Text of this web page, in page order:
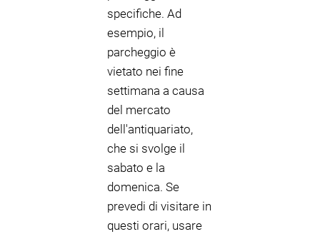
specifiche. Ad
esempio, il
parcheggio è
vietato nei fine
settimana a causa
del mercato
dell'antiquariato,
che si svolge il
sabato e la
domenica. Se
prevedi di visitare in
questi orari, usare